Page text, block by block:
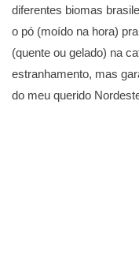
diferentes biomas
o pó (moído na hora)
(quente ou gelado) na
estranhamento, mas
do meu querido